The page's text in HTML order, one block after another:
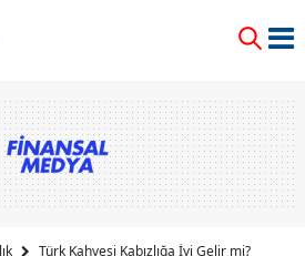
Türk Kahvesi Kabızlığa İyi Gelir mi?